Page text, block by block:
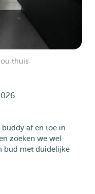
thuis
af en toe in
zoeken we wel
bud met duidelijke